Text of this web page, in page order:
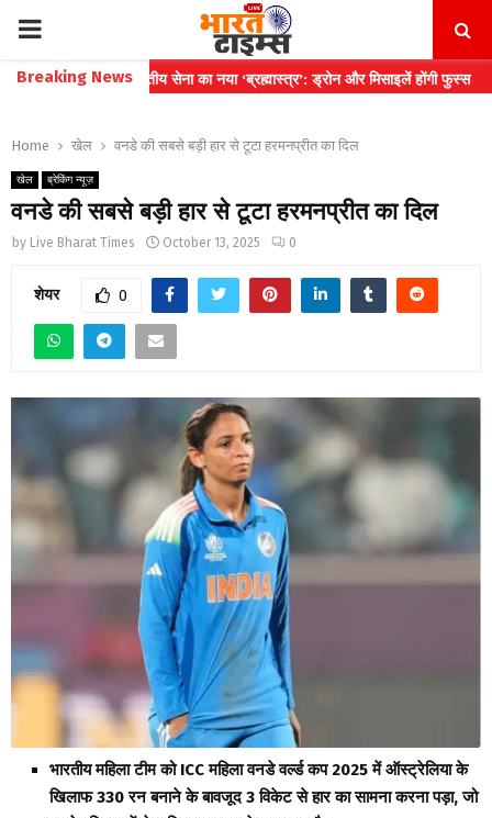
PRIMARY
MENU
Breaking News
⇝ भारतीय सेना का नया ‘ब्रह्मास्त्र’: ड्रोन और मिसाइलें होंगी फुस्स ⇝ भारत
Home खेल वनडे की सबसे बड़ी हार से टूटा हरमनप्रीत का दिल
खेल ब्रेकिंग न्यूज़
वनडे की सबसे बड़ी हार से टूटा हरमनप्रीत का दिल
by Live Bharat Times October 13, 2025 0
शेयर 0
भारतीय महिला टीम को ICC महिला वनडे वर्ल्ड कप 2025 में ऑस्ट्रेलिया के
खिलाफ 330 रन बनाने के बावजूद 3 विकेट से हार का सामना करना पड़ा, जो